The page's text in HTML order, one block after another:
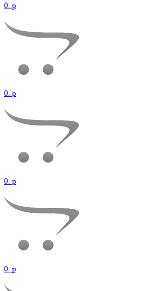
0. p
0. p
0. p
0. p